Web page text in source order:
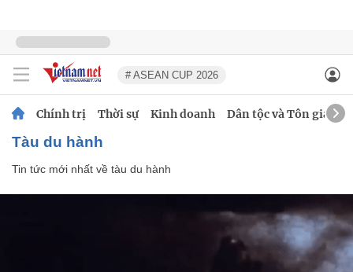
# ASEAN CUP 2026
Chính trị Thời sự Kinh doanh Dân tộc và Tôn giáo
tàu du hành
Tin tức mới nhất về tàu du hành